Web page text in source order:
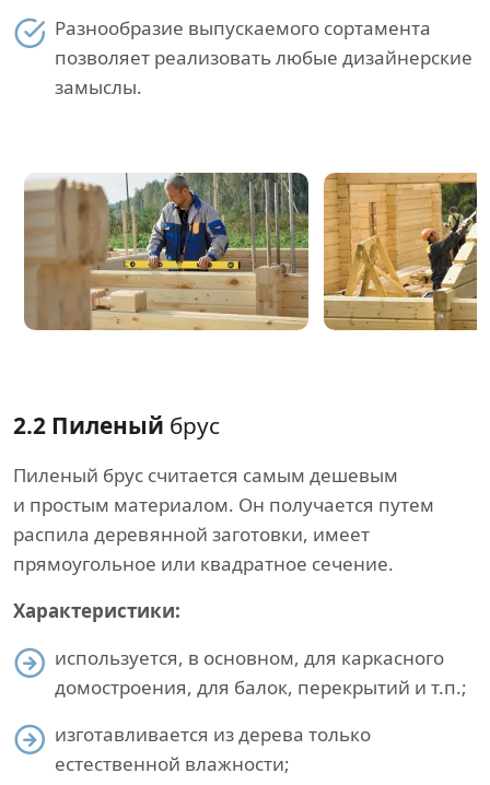
Разнообразие выпускаемого сортамента
позволяет реализовать любые дизайнерские
замыслы.
2.2 Пиленый брус
Пиленый брус считается самым дешевым
и простым материалом. Он получается путем
распила деревянной заготовки, имеет
прямоугольное или квадратное сечение.
Характеристики:
используется, в основном, для каркасного
домостроения, для балок, перекрытий и т.п.;
изготавливается из дерева только
естественной влажности;